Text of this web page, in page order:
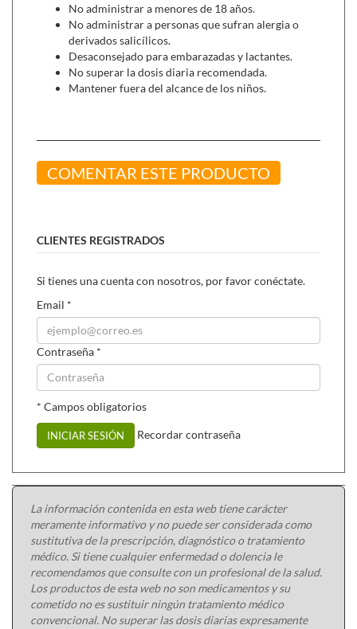
No administrar a menores de 18 años.
No administrar a personas que sufran alergia o
derivados salicílicos.
Desaconsejado para embarazadas y lactantes.
No superar la dosis diaria recomendada.
Mantener fuera del alcance de los niños.
COMENTAR ESTE PRODUCTO
CLIENTES REGISTRADOS
Si tienes una cuenta con nosotros, por favor conéctate.
Email *
Contraseña *
* Campos obligatorios
INICIAR SESIÓN Recordar contraseña
La información contenida en esta web tiene carácter
meramente informativo y no puede ser considerada como
sustitutiva de la prescripción, diagnóstico o tratamiento
médico. Si tiene cualquier enfermedad o dolencia le
recomendamos que consulte con un profesional de la salud.
Los productos de esta web no son medicamentos y su
cometido no es sustituir ningún tratamiento médico
convencional. No superar las dosis diarias expresamente